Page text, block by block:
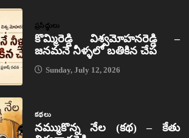
ప్రసిద్ధులు
కొమ్మిరెడ్డి విశ్వమోహనరెడ్డి –
జనమనే నీళ్ళలో బతికిన చేప
Sunday, July 12, 2026
కథలు
నమ్ముకొన్న నేల (కథ) – కేతు